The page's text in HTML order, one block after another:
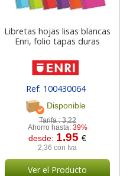
Libretas hojas lisas blancas
Enri, folio tapas duras
Ref: 100430064
[ 101072304 ]
Disponible
Tarifa :3,22
Ahorro hasta: 39%
desde: 1.95€
2,36 con Iva
Ver el Producto